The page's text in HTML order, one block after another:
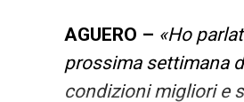
AGUERO – «Ho
prossima settimana
condizioni migliori e